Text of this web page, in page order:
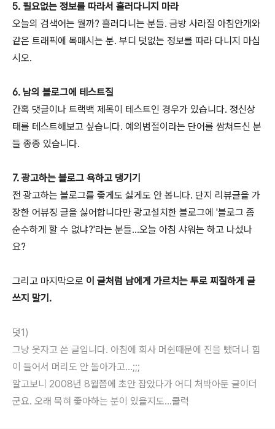
5. 필요없는 정보를 따라서 흘러다니지 마라
오늘의 검색어는 뭘까? 흘러다니는 분들. 금방 사라질 아침안개와
같은 트래픽에 목매시는 분. 부디 덧없는 정보를 따라 다니지 마십
시오.
6. 남의 블로그에 테스트질
간혹 댓글이나 트랙백 제목이 테스트인 경우가 있습니다. 정신상
태를 테스트해보고 싶습니다. 예의범절이라는 단어를 쌈쳐드신 분
들 종종 있습니다.
7. 광고하는 블로그 욕하고 댕기기
전 광고하는 블로그를 좋게도 싫게도 안 봅니다. 단지 리뷰글을 가
장한 어뷰징 글을 싫어합니다만 광고설치한 블로그에 '블로그 좀
순수하게 할 수 없냐?'라는 분들...오늘 아침 샤워는 하고 나섰나
요?
그리고 마지막으로 이 글처럼 남에게 가르치는 투로 찌질하게 글
쓰지 말기.
덧1)
그냥 웃자고 쓴 글입니다. 아침에 회사 머쉰때문에 진을 뺐더니 힘
이 들어서 머리도 안 돌아가고...;;;
알고보니 2008년 8월쯤에 초안 잡았다가 어디 처박아둔 글이더
군요. 오래 묵혀 좋아하는 분이 있을지도...쿨럭